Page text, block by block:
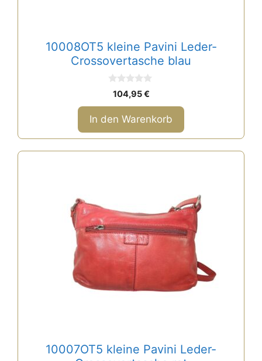
10008OT5 kleine Pavini Leder-
Crossovertasche blau
o
n
5
104,95€
In den Warenkorb
10007OT5 kleine Pavini Leder-